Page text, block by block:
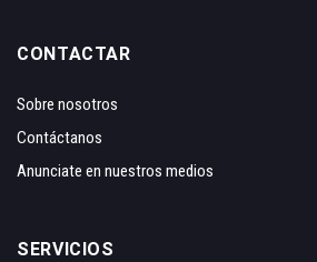
CONTACTAR
Sobre nosotros
Contáctanos
Anunciate en nuestros medios
SERVICIOS